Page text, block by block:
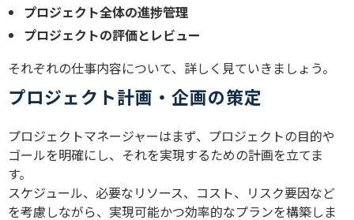
プロジェクト全体の進捗管理
プロジェクトの評価とレビュー
それぞれの仕事内容について、詳しく見ていきましょう。
プロジェクト計画・企画の策定
プロジェクトマネージャーはまず、プロジェクトの目的や
ゴールを明確にし、それを実現するための計画を立てま
す。
スケジュール、必要なリソース、コスト、リスク要因など
を考慮しながら、実現可能かつ効率的なプランを構築しま